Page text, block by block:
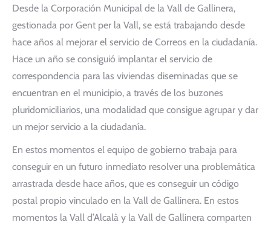
Desde la Corporación Municipal de la Vall de Gallinera,
gestionada por Gent per la Vall, se está trabajando desde
hace años al mejorar el servicio de Correos en la ciudadanía.
Hace un año se consiguió implantar el servicio de
correspondencia para las viviendas diseminadas que se
encuentran en el municipio, a través de los buzones
pluridomiciliarios, una modalidad que consigue agrupar y dar
un mejor servicio a la ciudadanía.
En estos momentos el equipo de gobierno trabaja para
conseguir en un futuro inmediato resolver una problemática
arrastrada desde hace años, que es conseguir un código
postal propio vinculado en la Vall de Gallinera. En estos
momentos la Vall d’Alcalà y la Vall de Gallinera comparten